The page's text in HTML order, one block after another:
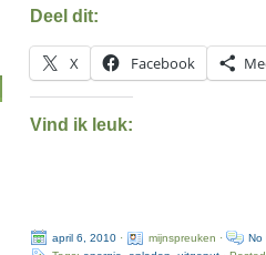
Deel dit:
X Facebook
Vind ik leuk:
april 6, 2010 · mijnspreuken ·
No